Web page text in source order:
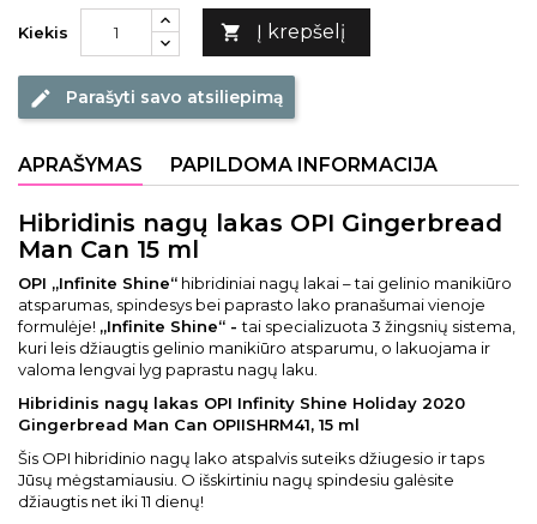
Kiekis  Į krepšelį
edit Parašyti savo atsiliepimą
APRAŠYMAS PAPILDOMA INFORMACIJA
Hibridinis nagų lakas OPI Gingerbread
Man Can 15 ml
OPI „Infinite Shine“ hibridiniai nagų lakai – tai gelinio manikiūro
atsparumas, spindesys bei paprasto lako pranašumai vienoje
formulėje! „Infinite Shine“ -tai specializuota 3 žingsnių sistema,
kuri leis džiaugtis gelinio manikiūro atsparumu, o lakuojama ir
valoma lengvai lyg paprastu nagų laku.
Hibridinis nagų lakas OPI Infinity Shine Holiday 2020
Gingerbread Man Can OPIISHRM41, 15 ml
Šis OPI hibridinio nagų lako atspalvis suteiks džiugesio ir taps
Jūsų mėgstamiausiu. O išskirtiniu nagų spindesiu galėsite
džiaugtis net iki 11 dienų!